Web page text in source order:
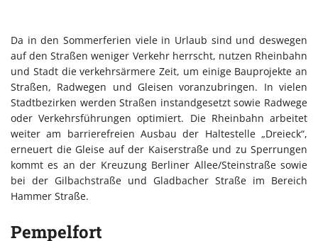
Da in den Sommerferien viele in Urlaub sind und deswegen
auf den Straßen weniger Verkehr herrscht, nutzen Rheinbahn
und Stadt die verkehrsärmere Zeit, um einige Bauprojekte an
Straßen, Radwegen und Gleisen voranzubringen. In vielen
Stadtbezirken werden Straßen instandgesetzt sowie Radwege
oder Verkehrsführungen optimiert. Die Rheinbahn arbeitet
weiter am barrierefreien Ausbau der Haltestelle „Dreieck“,
erneuert die Gleise auf der Kaiserstraße und zu Sperrungen
kommt es an der Kreuzung Berliner Allee/Steinstraße sowie
bei der Gilbachstraße und Gladbacher Straße im Bereich
Hammer Straße.
Pempelfort